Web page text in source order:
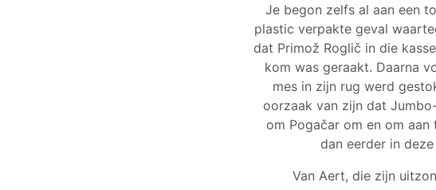
Je begon zelfs al aan een
plastic verpakte geval
dat Primož Roglič in die
kom was geraakt. Daarna
mes in zijn rug werd
oorzaak van zijn dat
om Pogačar om en om
dan eerder in
Van Aert, die zijn